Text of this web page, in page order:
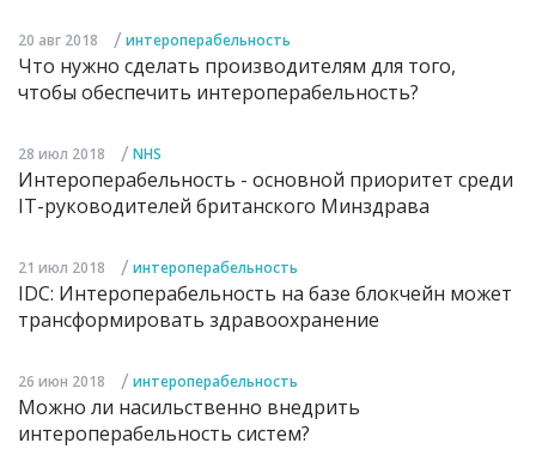
20 авг 2018 / интероперабельность
Что нужно сделать производителям для того,
чтобы обеспечить интероперабельность?
28 июл 2018 / NHS
Интероперабельность - основной приоритет среди
IT-руководителей британского Минздрава
21 июл 2018 / интероперабельность
IDC: Интероперабельность на базе блокчейн может
трансформировать здравоохранение
26 июн 2018 / интероперабельность
Можно ли насильственно внедрить
интероперабельность систем?